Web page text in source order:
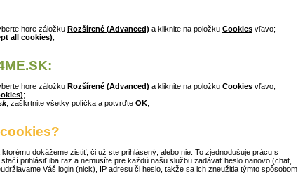
hore záložku Rozšírené (Advanced) a kliknite na položku Cookiesvľavo;
all cookies);
hore záložku Rozšírené (Advanced) a kliknite na položku Cookiesvľavo;
;
, zaškrtnite všetky políčka a potvrďte OK;
dokážeme zistiť, či už ste prihlásený, alebo nie. To zjednodušuje prácu s
prihlásiť iba raz a nemusíte pre každú našu službu zadávať heslo nanovo (chat,
Váš login (nick), IP adresu či heslo, takže sa ich zneužitia týmto spôsobom